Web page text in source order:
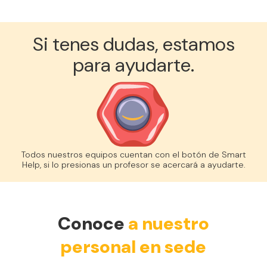
Si tenes dudas, estamos
para ayudarte.
Todos nuestros equipos cuentan con el botón de Smart
Help, si lo presionas un profesor se acercará a ayudarte.
Conoce a nuestro
personal en sede